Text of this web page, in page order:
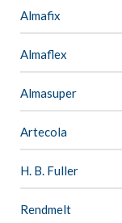
Almafix
Almaflex
Almasuper
Artecola
H. B. Fuller
Rendmelt